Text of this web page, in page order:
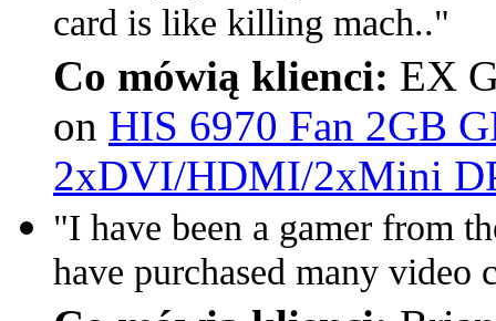
card is like killing mach.."
Co mówią klienci: EX
on HIS 6970 Fan 2GB
2xDVI/HDMI/2xMini
"I have been a gamer from
have purchased many video